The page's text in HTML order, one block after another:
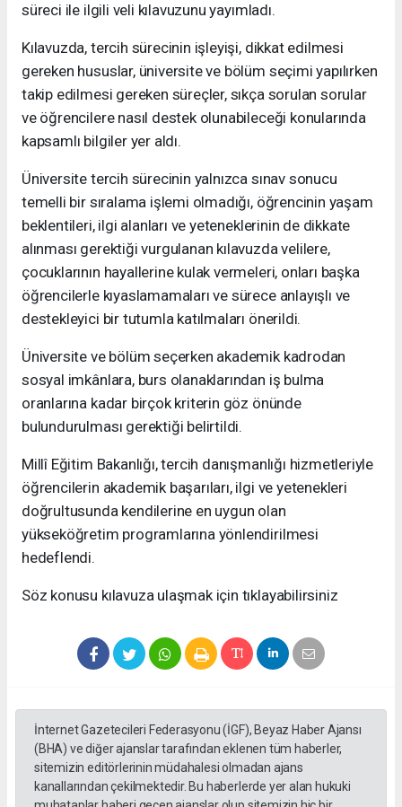
süreci ile ilgili veli kılavuzunu yayımladı.
Kılavuzda, tercih sürecinin işleyişi, dikkat edilmesi
gereken hususlar, üniversite ve bölüm seçimi yapılırken
takip edilmesi gereken süreçler, sıkça sorulan sorular
ve öğrencilere nasıl destek olunabileceği konularında
kapsamlı bilgiler yer aldı.
Üniversite tercih sürecinin yalnızca sınav sonucu
temelli bir sıralama işlemi olmadığı, öğrencinin yaşam
beklentileri, ilgi alanları ve yeteneklerinin de dikkate
alınması gerektiği vurgulanan kılavuzda velilere,
çocuklarının hayallerine kulak vermeleri, onları başka
öğrencilerle kıyaslamamaları ve sürece anlayışlı ve
destekleyici bir tutumla katılmaları önerildi.
Üniversite ve bölüm seçerken akademik kadrodan
sosyal imkânlara, burs olanaklarından iş bulma
oranlarına kadar birçok kriterin göz önünde
bulundurulması gerektiği belirtildi.
Millî Eğitim Bakanlığı, tercih danışmanlığı hizmetleriyle
öğrencilerin akademik başarıları, ilgi ve yetenekleri
doğrultusunda kendilerine en uygun olan
yükseköğretim programlarına yönlendirilmesi
hedeflendi.
Söz konusu kılavuza ulaşmak için tıklayabilirsiniz
İnternet Gazetecileri Federasyonu (İGF), Beyaz Haber Ajansı
(BHA) ve diğer ajanslar tarafından eklenen tüm haberler,
sitemizin editörlerinin müdahalesi olmadan ajans
kanallarından çekilmektedir. Bu haberlerde yer alan hukuki